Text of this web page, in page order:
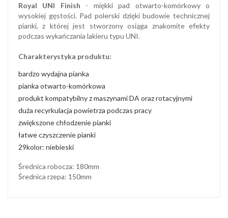
Royal UNI Finish - miękki pad otwarto-komórkowy o
wysokiej gęstości. Pad polerski dzięki budowie technicznej
pianki, z której jest stworzony osiąga znakomite efekty
podczas wykańczania lakieru typu UNI.
Charakterystyka produktu:
bardzo wydajna pianka
pianka otwarto-komórkowa
produkt kompatybilny z maszynami DA oraz rotacyjnymi
duża recyrkulacja powietrza podczas pracy
zwiększone chłodzenie pianki
łatwe czyszczenie pianki
29kolor: niebieski
Średnica robocza: 180mm
Średnica rzepa: 150mm